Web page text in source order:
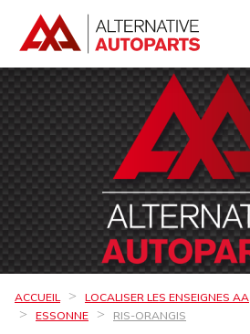
ACCUEIL LOCALISER LES ENSEIGNES AA
ESSONNE
RIS-ORANGIS